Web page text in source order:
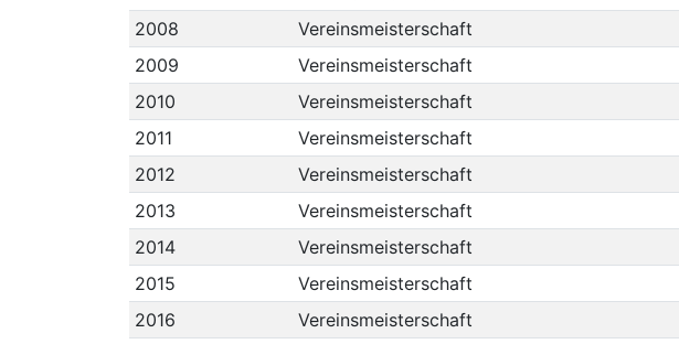
2008
Vereinsmeisterschaft
2009
Vereinsmeisterschaft
2010
Vereinsmeisterschaft
2011
Vereinsmeisterschaft
2012
Vereinsmeisterschaft
2013
Vereinsmeisterschaft
2014
Vereinsmeisterschaft
2015
Vereinsmeisterschaft
2016
Vereinsmeisterschaft